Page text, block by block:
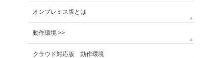
オンプレミス版とは
動作環境 >>
クラウド対応版 動作環境